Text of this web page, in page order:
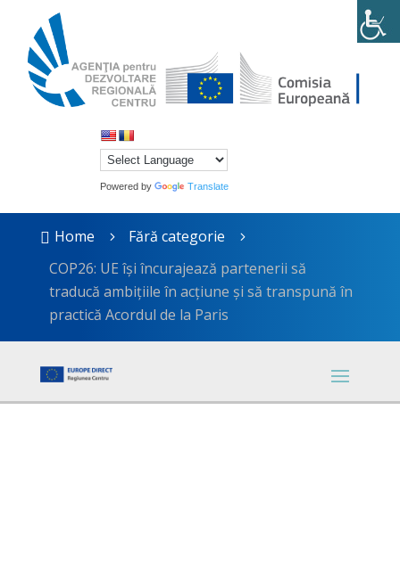
Powered by Translate
 Home 5 Fără categorie 5
COP26: UE își încurajează partenerii să
traducă ambițiile în acțiune și să transpună în
practică Acordul de la Paris